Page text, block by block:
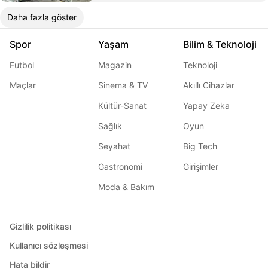
Daha fazla göster
Spor
Futbol
Maçlar
Yaşam
Magazin
Sinema & TV
Kültür-Sanat
Sağlık
Seyahat
Gastronomi
Moda & Bakım
Bilim & Teknoloji
Teknoloji
Akıllı Cihazlar
Yapay Zeka
Oyun
Big Tech
Girişimler
Gizlilik politikası
Kullanıcı sözleşmesi
Hata bildir